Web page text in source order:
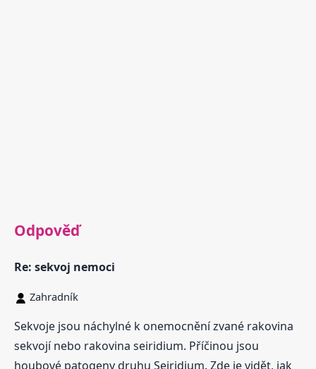
Odpověď
Re: sekvoj nemoci
Zahradník
Sekvoje jsou náchylné k onemocnění zvané rakovina
sekvojí nebo rakovina seiridium. Příčinou jsou
houbové patogeny druhu Seiridium. Zde je vidět, jak